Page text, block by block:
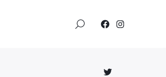
Élément